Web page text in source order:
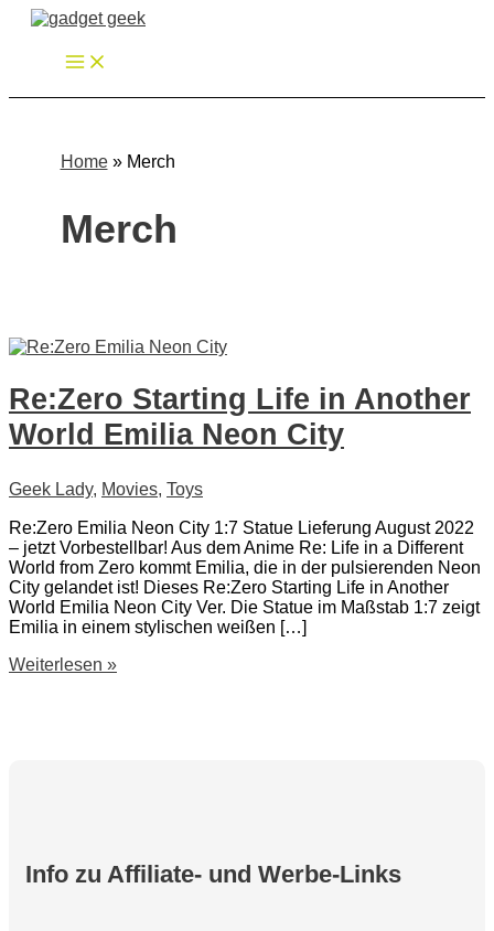
Zum
springen
Home» Merch
Merch
Re:Zero Starting Life in Another
World Emilia Neon City
Geek Lady, Movies, Toys
Re:Zero Emilia Neon City 1:7 Statue Lieferung August 2022
– jetzt Vorbestellbar! Aus dem Anime Re: Life in a Different
World from Zero kommt Emilia, die in der pulsierenden Neon
City gelandet ist! Dieses Re:Zero Starting Life in Another
World Emilia Neon City Ver. Die Statue im Maßstab 1:7 zeigt
Emilia in einem stylischen weißen […]
Re:Zero
Weiterlesen »
Info zu Affiliate- und Werbe-Links